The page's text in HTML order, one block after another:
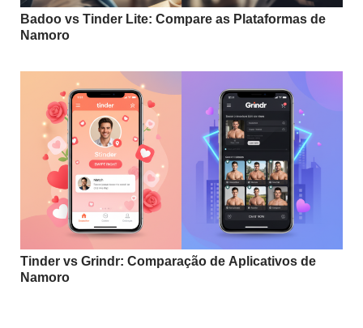
Badoo vs Tinder Lite: Compare as Plataformas de
Namoro
Tinder vs Grindr: Comparação de Aplicativos de
Namoro